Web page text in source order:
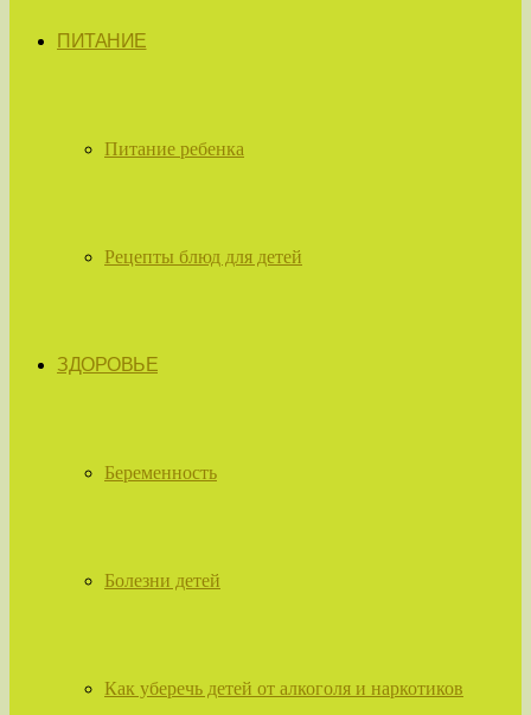
ПИТАНИЕ
Питание ребенка
Рецепты блюд для детей
ЗДОРОВЬЕ
Беременность
Болезни детей
Как уберечь детей от алкоголя и наркотиков